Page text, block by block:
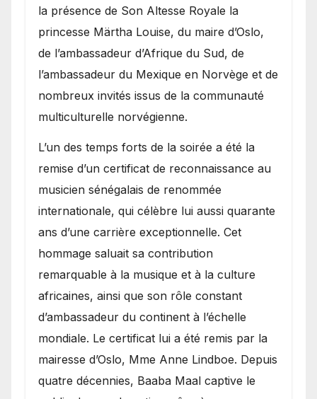
la présence de Son Altesse Royale la
princesse Märtha Louise, du maire d’Oslo,
de l’ambassadeur d’Afrique du Sud, de
l’ambassadeur du Mexique en Norvège et de
nombreux invités issus de la communauté
multiculturelle norvégienne.
​L’un des temps forts de la soirée a été la
remise d’un certificat de reconnaissance au
musicien sénégalais de renommée
internationale, qui célèbre lui aussi quarante
ans d’une carrière exceptionnelle. Cet
hommage saluait sa contribution
remarquable à la musique et à la culture
africaines, ainsi que son rôle constant
d’ambassadeur du continent à l’échelle
mondiale. Le certificat lui a été remis par la
mairesse d’Oslo, Mme Anne Lindboe. Depuis
quatre décennies, Baaba Maal captive le